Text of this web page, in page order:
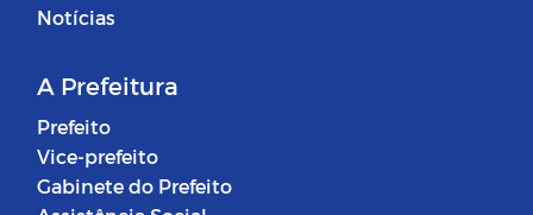
Notícias
A Prefeitura
Prefeito
Vice-prefeito
Gabinete do Prefeito